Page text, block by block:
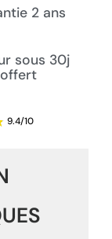
2 ans
sous 30j
offert